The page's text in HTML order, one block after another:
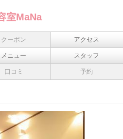
室MaNa
クーポン アクセス
メニュー スタッフ
口コミ 予約